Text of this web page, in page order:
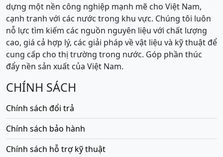
dựng một nền công nghiệp mạnh mẽ cho Việt Nam,
cạnh tranh với các nước trong khu vực. Chúng tôi luôn
nỗ lực tìm kiếm các nguồn nguyên liệu với chất lượng
cao, giá cả hợp lý, các giải pháp về vật liệu và kỹ thuật để
cung cấp cho thị trường trong nước. Góp phần thúc
đẩy nền sản xuất của Việt Nam.
CHÍNH SÁCH
Chính sách đổi trả
Chính sách bảo hành
Chính sách hỗ trợ kỹ thuật